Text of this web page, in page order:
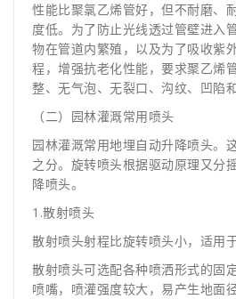
性能比聚氯乙烯管好，但不耐磨、
度低。为了防止光线透过管壁进入
物在管道内繁殖，以及为了吸收紫
程，增强抗老化性能，要求聚乙烯
整、无气泡、无裂口、沟纹、凹陷
（二）园林灌溉常用喷头
园林灌溉常用地埋自动升降喷头。
之分。旋转喷头根据驱动原理又分
降喷头。
1.散射喷头
散射喷头射程比旋转喷头小，适用
散射喷头可选配各种喷洒形式的固
喷嘴，喷灌强度较大，易产生地面